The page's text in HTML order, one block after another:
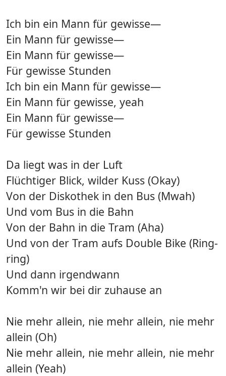
Ich bin ein Mann für gewisse—
Ein Mann für gewisse—
Ein Mann für gewisse—
Für gewisse Stunden
Ich bin ein Mann für gewisse—
Ein Mann für gewisse, yeah
Ein Mann für gewisse—
Für gewisse Stunden
Da liegt was in der Luft
Flüchtiger Blick, wilder Kuss (Okay)
Von der Diskothek in den Bus (Mwah)
Und vom Bus in die Bahn
Von der Bahn in die Tram (Aha)
Und von der Tram aufs Double Bike (Ring-
ring)
Und dann irgendwann
Komm'n wir bei dir zuhause an
Nie mehr allein, nie mehr allein, nie mehr
allein (Oh)
Nie mehr allein, nie mehr allein, nie mehr
allein (Yeah)